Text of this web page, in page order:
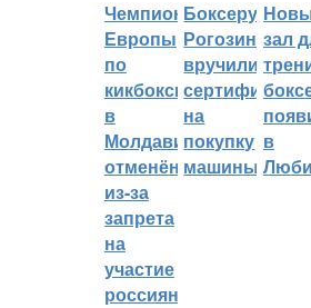
Чемпионат
Европы
по
кикбоксингу
в
Молдавии
отменён
из-за
запрета
на
участие
россиян
Боксеру
Рогозину
вручили
сертификат
на
покупку
машины
зал
в